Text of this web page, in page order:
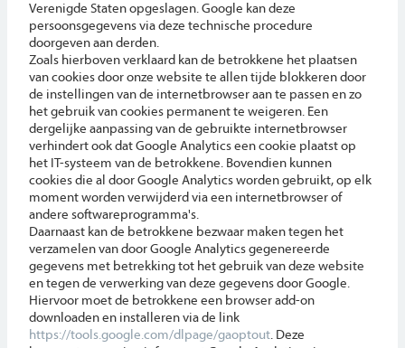
Verenigde Staten opgeslagen. Google kan deze
persoonsgegevens via deze technische procedure
doorgeven aan derden.
Zoals hierboven verklaard kan de betrokkene het plaatsen
van cookies door onze website te allen tijde blokkeren door
de instellingen van de internetbrowser aan te passen en zo
het gebruik van cookies permanent te weigeren. Een
dergelijke aanpassing van de gebruikte internetbrowser
verhindert ook dat Google Analytics een cookie plaatst op
het IT-systeem van de betrokkene. Bovendien kunnen
cookies die al door Google Analytics worden gebruikt, op elk
moment worden verwijderd via een internetbrowser of
andere softwareprogramma's.
Daarnaast kan de betrokkene bezwaar maken tegen het
verzamelen van door Google Analytics gegenereerde
gegevens met betrekking tot het gebruik van deze website
en tegen de verwerking van deze gegevens door Google.
Hiervoor moet de betrokkene een browser add-on
downloaden en installeren via de link
https://tools.google.com/dlpage/gaoptout . Deze